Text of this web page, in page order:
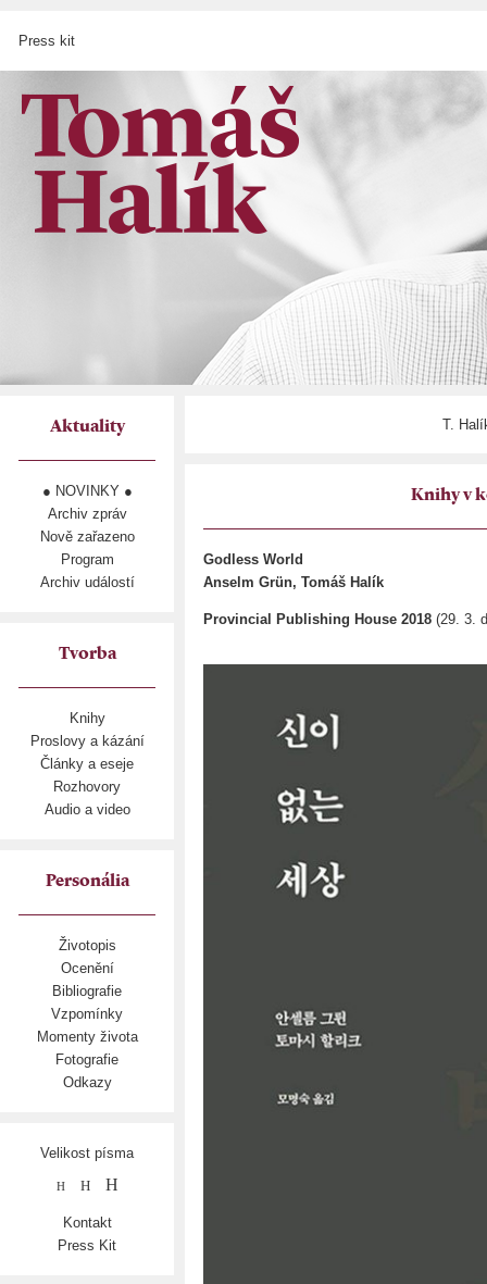
Press kit
Aktuality
● NOVINKY ●
Archiv zpráv
Nově zařazeno
Program
Archiv událostí
Tvorba
Knihy
Proslovy a kázání
Články a eseje
Rozhovory
Audio a video
Personália
Životopis
Ocenění
Bibliografie
Vzpomínky
Momenty života
Fotografie
Odkazy
Velikost písma
H H H
Kontakt
Press Kit
T.
Knihy v
Godless World
Anselm Grün, Tomáš Halík
Provincial Publishing House 2018 (29. 3.